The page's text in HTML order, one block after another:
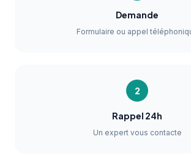
Demande
Formulaire ou appel
2
Rappel 24h
Un expert vous contacte